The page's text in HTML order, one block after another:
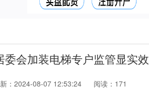
会加装电梯专户监管显实效
：2024-08-07 12:53:24 阅读：171